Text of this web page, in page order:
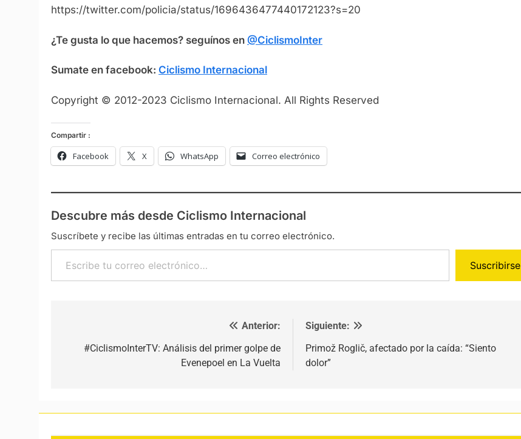
https://twitter.com/policia/status/1696436477440172123?s=20
¿Te gusta lo que hacemos? seguínos en @CiclismoInter
Sumate en facebook: Ciclismo Internacional
Copyright © 2012-2023 Ciclismo Internacional. All Rights Reserved
Compartir :
Facebook X WhatsApp Correo electrónico
Descubre más desde Ciclismo Internacional
Suscríbete y recibe las últimas entradas en tu correo electrónico.
Escribe tu correo electrónico…
Suscribirse
Anterior:
#CiclismoInterTV: Análisis del primer golpe de
Evenepoel en La Vuelta
Siguiente:
Primož Roglič, afectado por la caída: “Siento
dolor”